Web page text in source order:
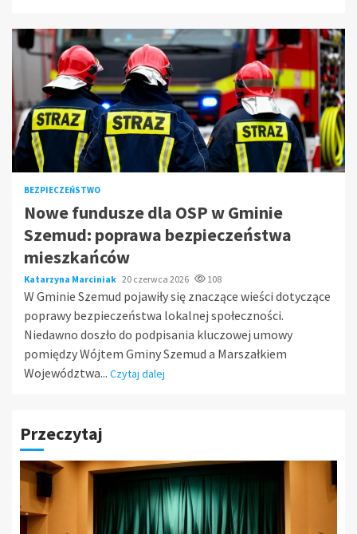
BEZPIECZEŃSTWO
Nowe fundusze dla OSP w Gminie
Szemud: poprawa bezpieczeństwa
mieszkańców
Katarzyna Marciniak 20 czerwca 2026 108
W Gminie Szemud pojawiły się znaczące wieści dotyczące
poprawy bezpieczeństwa lokalnej społeczności.
Niedawno doszło do podpisania kluczowej umowy
pomiędzy Wójtem Gminy Szemud a Marszałkiem
Województwa... Czytaj dalej
Przeczytaj